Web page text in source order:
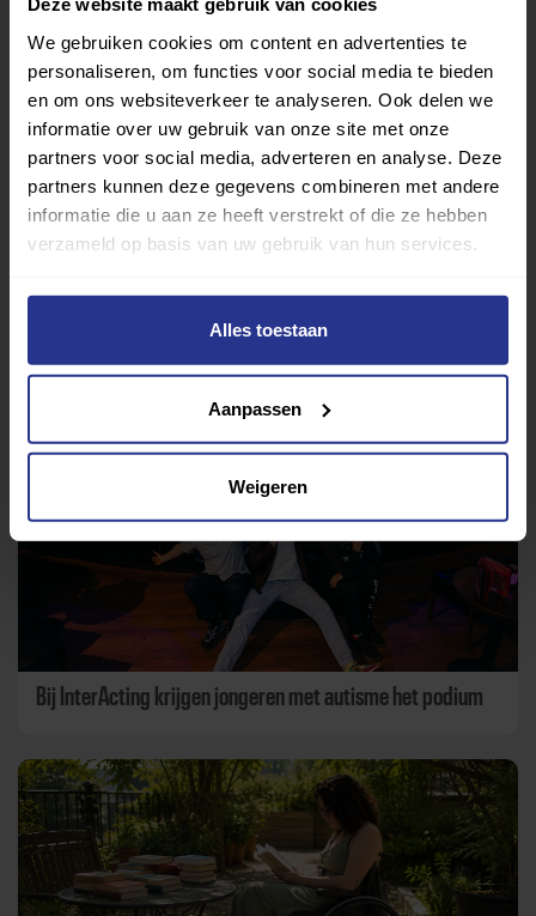
We gebruiken cookies om content en advertenties te
personaliseren, om functies voor social media te bieden
en om ons websiteverkeer te analyseren. Ook delen we
informatie over uw gebruik van onze site met onze
partners voor social media, adverteren en analyse. Deze
partners kunnen deze gegevens combineren met andere
informatie die u aan ze heeft verstrekt of die ze hebben
verzameld op basis van uw gebruik van hun services.
Alles toestaan
Aanpassen
Weigeren
Verder lezen over
Ervaringen Esports Gezondheid Inspiratie
Lifestyle Tech Tips & tricks
Terug naar nieuwsoverzicht
Aanbevolen berichten
Bij InterActing krijgen jongeren met autisme het podium